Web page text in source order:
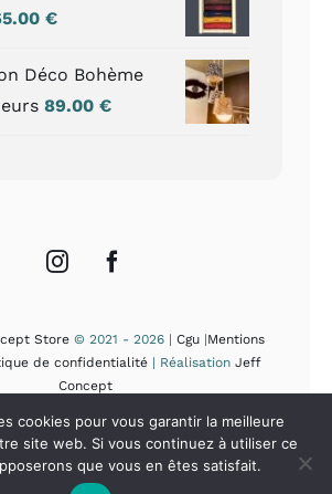
€
Déco Bohème
89.00€
Store © 2021 - 2026 | Cgu |Mentions
de confidentialité| Réalisation Jeff
Concept
cookies pour vous garantir la meilleure
site web. Si vous continuez à utiliser ce
que vous en êtes satisfait.